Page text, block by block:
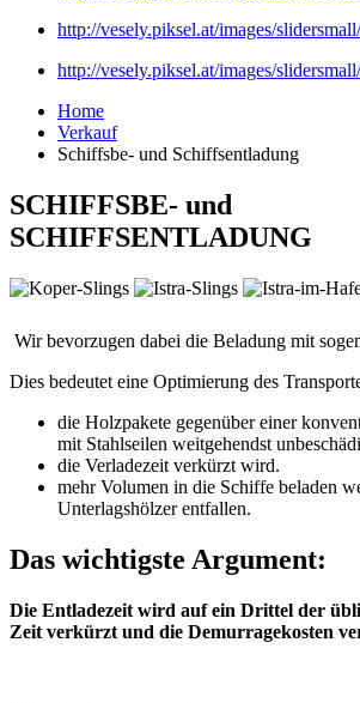
http://vesely.piksel.at/images/
http://vesely.piksel.at/images/
Home
Verkauf
Schiffsbe- und Schiffsentladung
SCHIFFSBE- und
SCHIFFSENTLADUNG
Wir bevorzugen dabei die Beladung mit
Dies bedeutet eine Optimierung des
die Holzpakete gegenüber einer
mit Stahlseilen weitgehendst
die Verladezeit verkürzt wird.
mehr Volumen in die Schiffe beladen
Unterlagshölzer entfallen.
Das wichtigste Argument:
Die Entladezeit wird auf ein Drittel der
Zeit verkürzt und die Demurragekosten